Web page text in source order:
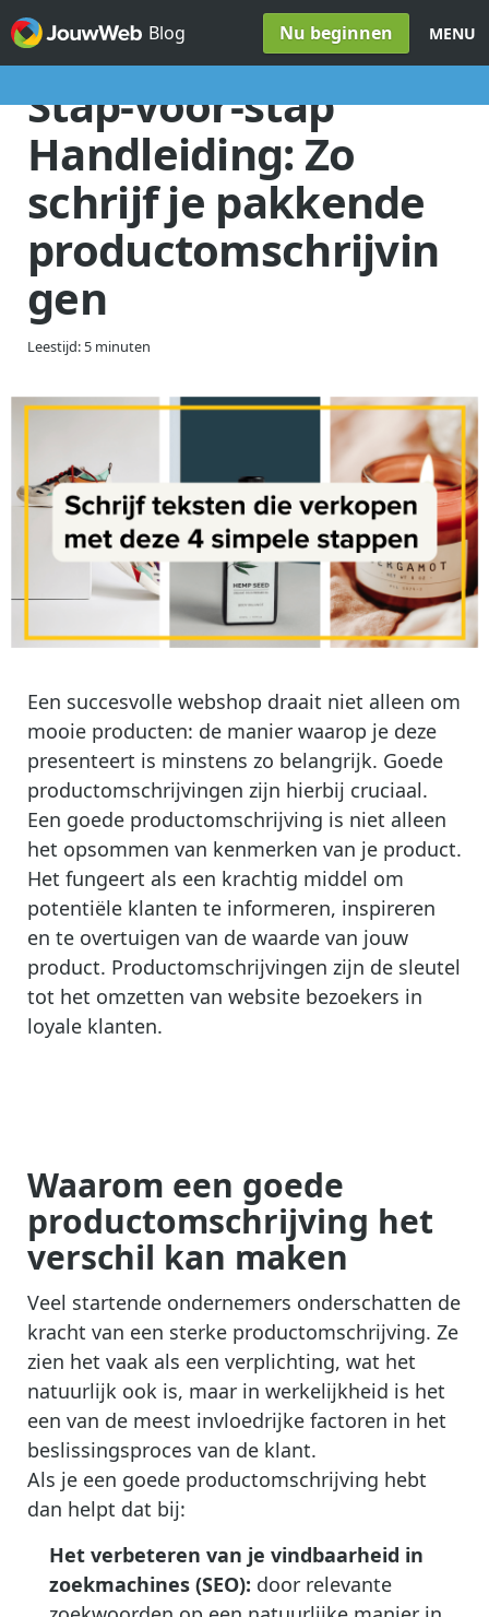
Spring naar inhoud
Blog
Nu beginnen MENU
Stap-voor-stap
Handleiding: Zo
schrijf je pakkende
productomschrijvin
gen
Leestijd: 5 minuten
Een succesvolle webshop draait niet alleen om
mooie producten: de manier waarop je deze
presenteert is minstens zo belangrijk. Goede
productomschrijvingen zijn hierbij cruciaal.
Een goede productomschrijving is niet alleen
het opsommen van kenmerken van je product.
Het fungeert als een krachtig middel om
potentiële klanten te informeren, inspireren
en te overtuigen van de waarde van jouw
product. Productomschrijvingen zijn de sleutel
tot het omzetten van website bezoekers in
loyale klanten.
Waarom een goede
productomschrijving het
verschil kan maken
Veel startende ondernemers onderschatten de
kracht van een sterke productomschrijving. Ze
zien het vaak als een verplichting, wat het
natuurlijk ook is, maar in werkelijkheid is het
een van de meest invloedrijke factoren in het
beslissingsproces van de klant.
Als je een goede productomschrijving hebt
dan helpt dat bij:
Het verbeteren van je vindbaarheid in
zoekmachines (SEO): door relevante